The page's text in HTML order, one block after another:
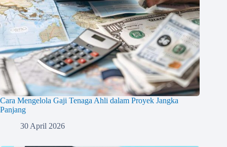
Cara Mengelola Gaji Tenaga Ahli dalam Proyek Jangka
Panjang
30 April 2026